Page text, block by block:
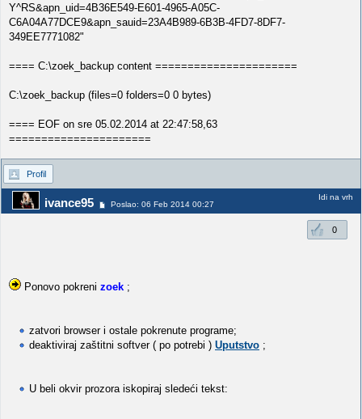
Y^RS&apn_uid=4B36E549-E601-4965-A05C-
C6A04A77DCE9&apn_sauid=23A4B989-6B3B-4FD7-8DF7-
349EE7771082"
==== C:\zoek_backup content ======================
C:\zoek_backup (files=0 folders=0 0 bytes)
==== EOF on sre 05.02.2014 at 22:47:58,63
======================
Profil
ivance95 Poslao: 06 Feb 2014 00:27
Idi na vrh
0
Ponovo pokreni zoek ;
zatvori browser i ostale pokrenute programe;
deaktiviraj zaštitni softver ( po potrebi ) Uputstvo ;
U beli okvir prozora iskopiraj sledeći tekst: